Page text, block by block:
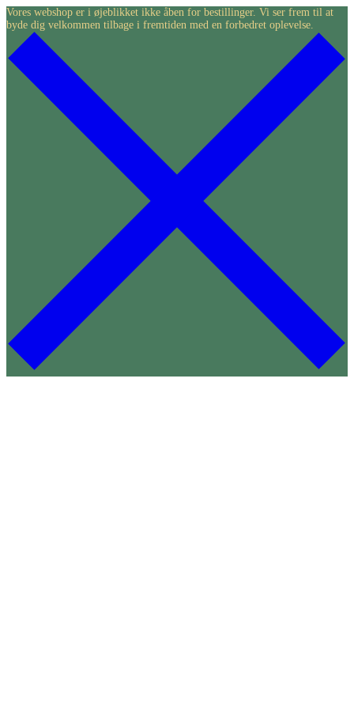
Skip
to
content
Vores webshop er i øjeblikket ikke åben for bestillinger. Vi ser frem til at
byde dig velkommen tilbage i fremtiden med en forbedret oplevelse.